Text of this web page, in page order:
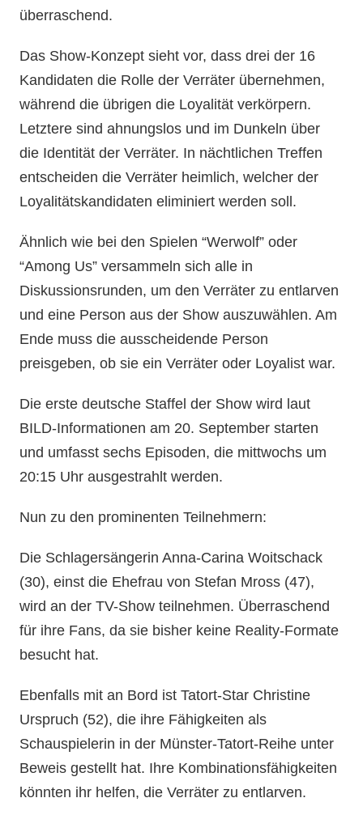
überraschend.
Das Show-Konzept sieht vor, dass drei der 16
Kandidaten die Rolle der Verräter übernehmen,
während die übrigen die Loyalität verkörpern.
Letztere sind ahnungslos und im Dunkeln über
die Identität der Verräter. In nächtlichen Treffen
entscheiden die Verräter heimlich, welcher der
Loyalitätskandidaten eliminiert werden soll.
Ähnlich wie bei den Spielen “Werwolf” oder
“Among Us” versammeln sich alle in
Diskussionsrunden, um den Verräter zu entlarven
und eine Person aus der Show auszuwählen. Am
Ende muss die ausscheidende Person
preisgeben, ob sie ein Verräter oder Loyalist war.
Die erste deutsche Staffel der Show wird laut
BILD-Informationen am 20. September starten
und umfasst sechs Episoden, die mittwochs um
20:15 Uhr ausgestrahlt werden.
Nun zu den prominenten Teilnehmern:
Die Schlagersängerin Anna-Carina Woitschack
(30), einst die Ehefrau von Stefan Mross (47),
wird an der TV-Show teilnehmen. Überraschend
für ihre Fans, da sie bisher keine Reality-Formate
besucht hat.
Ebenfalls mit an Bord ist Tatort-Star Christine
Urspruch (52), die ihre Fähigkeiten als
Schauspielerin in der Münster-Tatort-Reihe unter
Beweis gestellt hat. Ihre Kombinationsfähigkeiten
könnten ihr helfen, die Verräter zu entlarven.